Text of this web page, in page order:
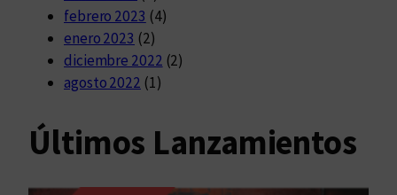
febrero 2023 (4)
enero 2023 (2)
diciembre 2022 (2)
agosto 2022 (1)
Últimos Lanzamientos